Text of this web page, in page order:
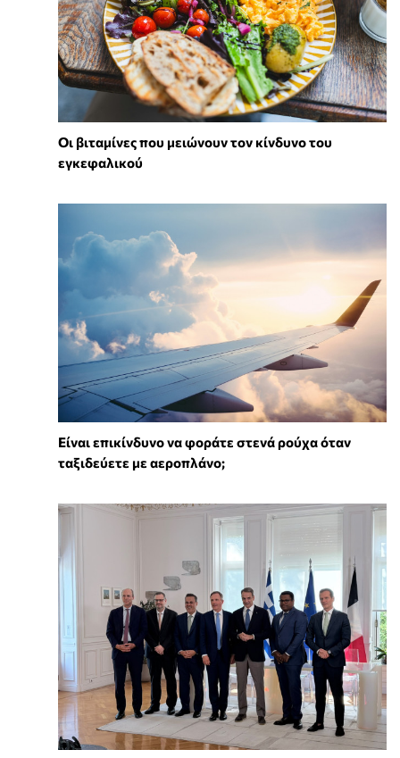
Οι βιταμίνες που μειώνουν τον κίνδυνο του
εγκεφαλικού
⁠Είναι επικίνδυνο να φοράτε στενά ρούχα όταν
ταξιδεύετε με αεροπλάνο;